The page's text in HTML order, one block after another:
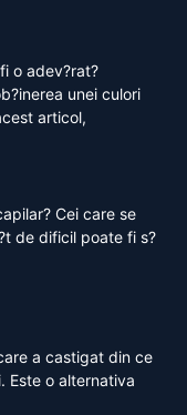
o adev?rat?
unei culori
articol,
Cei care se
de dificil poate fi s?
a castigat din ce
Este o alternativa